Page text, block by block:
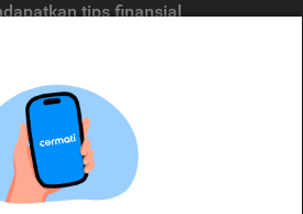
tips finansial
agregasi jasa keuangan yang terdaftar di
atau layanan jasa keuangan yang
produk dan/atau layanan jasa keuangan yang
tidak bertanggung jawab atas tuntutan